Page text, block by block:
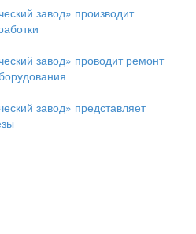
завод» производит
завод» проводит ремонт
завод» представляет